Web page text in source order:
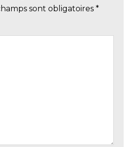
sont obligatoires *